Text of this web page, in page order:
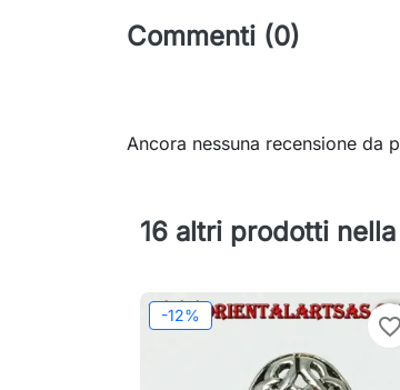
Commenti (0)
Ancora nessuna recensione da
16 altri prodotti
-12% favorite_border